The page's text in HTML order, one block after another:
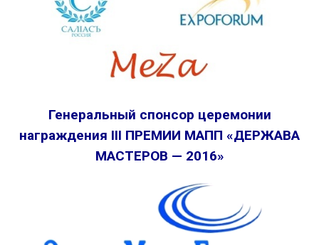
Генеральный спонсор церемонии
награждения III ПРЕМИИ МАПП «ДЕРЖАВА
МАСТЕРОВ — 2016»